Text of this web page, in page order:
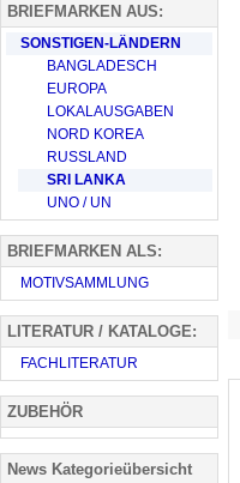
BRIEFMARKEN AUS:
SONSTIGEN-LÄNDERN
BANGLADESCH
EUROPA
LOKALAUSGABEN
NORD KOREA
RUSSLAND
SRI LANKA
UNO / UN
BRIEFMARKEN ALS:
MOTIVSAMMLUNG
LITERATUR / KATALOGE:
FACHLITERATUR
ZUBEHÖR
News Kategorieübersicht